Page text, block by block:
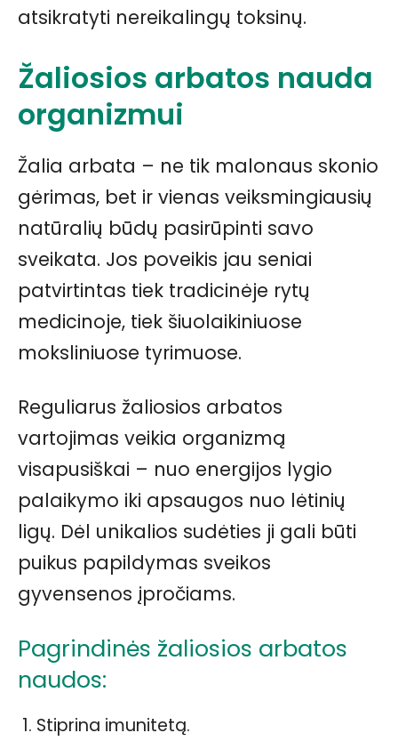
atsikratyti nereikalingų toksinų.
Žaliosios arbatos nauda
organizmui
Žalia arbata – ne tik malonaus skonio
gėrimas, bet ir vienas veiksmingiausių
natūralių būdų pasirūpinti savo
sveikata. Jos poveikis jau seniai
patvirtintas tiek tradicinėje rytų
medicinoje, tiek šiuolaikiniuose
moksliniuose tyrimuose.
Reguliarus žaliosios arbatos
vartojimas veikia organizmą
visapusiškai – nuo energijos lygio
palaikymo iki apsaugos nuo lėtinių
ligų. Dėl unikalios sudėties ji gali būti
puikus papildymas sveikos
gyvensenos įpročiams.
Pagrindinės žaliosios arbatos
naudos:
Stiprina imunitetą.